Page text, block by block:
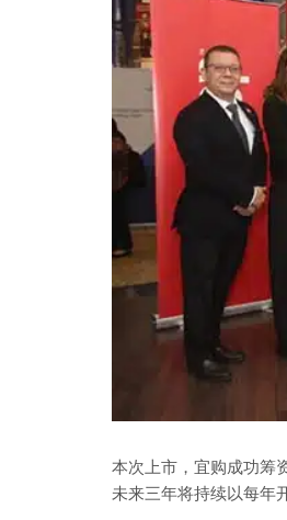
本次上市，宜购成功筹
未来三年将持续以每年